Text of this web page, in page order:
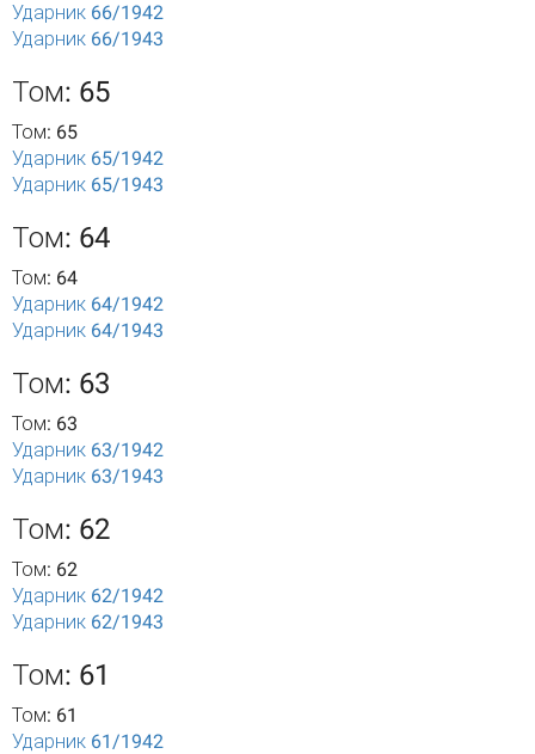
Ударник 66/1942
Ударник 66/1943
Том: 65
Том: 65
Ударник 65/1942
Ударник 65/1943
Том: 64
Том: 64
Ударник 64/1942
Ударник 64/1943
Том: 63
Том: 63
Ударник 63/1942
Ударник 63/1943
Том: 62
Том: 62
Ударник 62/1942
Ударник 62/1943
Том: 61
Том: 61
Ударник 61/1942